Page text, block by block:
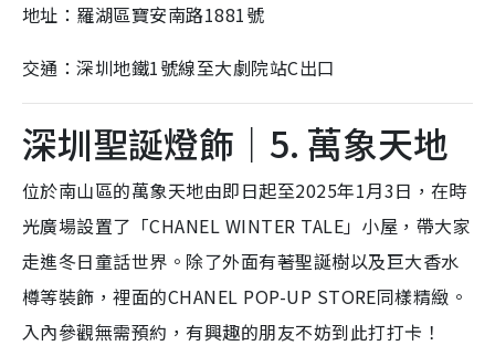
地址：羅湖區寶安南路1881號
交通：深圳地鐵1號線至大劇院站C出口
深圳聖誕燈飾｜5. 萬象天地
位於南山區的萬象天地由即日起至2025年1月3日，在時
光廣場設置了「CHANEL WINTER TALE」小屋，帶大家
走進冬日童話世界。除了外面有著聖誕樹以及巨大香水
樽等裝飾，裡面的CHANEL POP-UP STORE同樣精緻。
入內參觀無需預約，有興趣的朋友不妨到此打打卡！